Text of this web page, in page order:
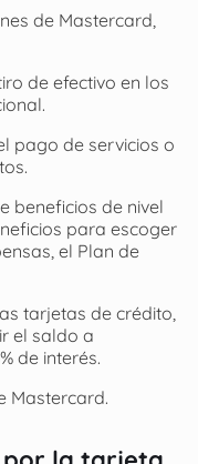
de Mastercard,
de efectivo en los
pago de servicios o
beneficios de nivel
para escoger
el Plan de
tarjetas de crédito,
el saldo a
de interés.
Mastercard.